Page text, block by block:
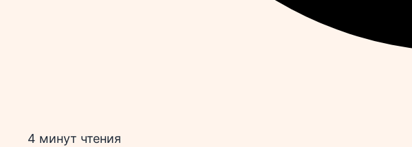
4 минут чтения